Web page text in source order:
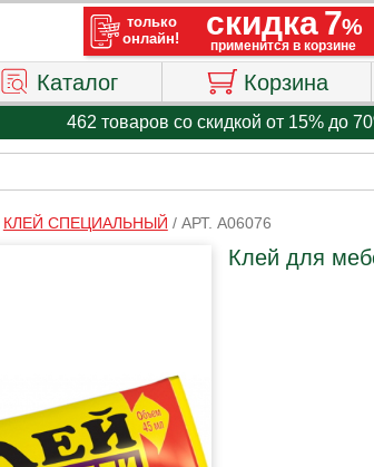
Каталог Корзина
462 товаров со скидкой от 15% до
КЛЕЙ СПЕЦИАЛЬНЫЙ / АРТ. A06076
Клей для